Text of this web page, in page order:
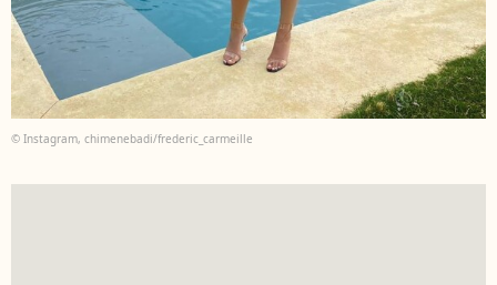
© Instagram, chimenebadi/frederic_carmeille